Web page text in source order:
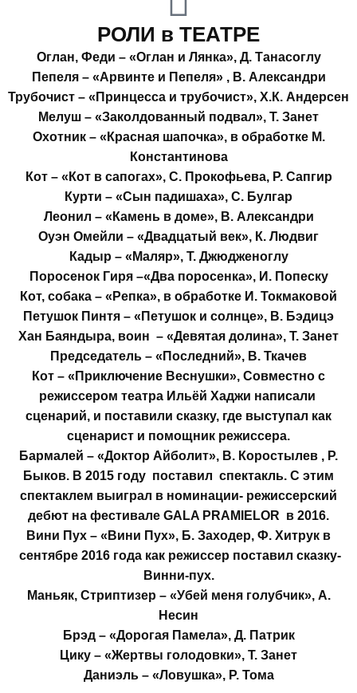
РОЛИ в ТЕАТРЕ
Оглан, Феди – «Оглан и Лянка», Д. Танасоглу
Пепеля – «Арвинте и Пепеля» , В. Александри
Трубочист – «Принцесса и трубочист», Х.К. Андерсен
Мелуш – «Заколдованный подвал», Т. Занет
Охотник – «Красная шапочка», в обработке М.
Константинова
Кот – «Кот в сапогах», С. Прокофьева, Р. Сапгир
Курти – «Сын падишаха», С. Булгар
Леонил – «Камень в доме», В. Александри
Оуэн Омейли – «Двадцатый век», К. Людвиг
Кадыр – «Маляр», Т. Джюдженоглу
Поросенок Гиря –«Два поросенка», И. Попеску
Кот, собака – «Репка», в обработке И. Токмаковой
Петушок Пинтя – «Петушок и солнце», В. Бэдицэ
Хан Баяндыра, воин – «Девятая долина», Т. Занет
Председатель – «Последний», В. Ткачев
Кот – «Приключение Веснушки», Совместно с
режиссером театра Ильёй Хаджи написали
сценарий, и поставили сказку, где выступал как
сценарист и помощник режиссера.
Бармалей – «Доктор Айболит», В. Коростылев , Р.
Быков. В 2015 году поставил спектакль. С этим
спектаклем выиграл в номинации- режиссерский
дебют на фестивале GALA PRAMIELOR в 2016.
Вини Пух – «Вини Пух», Б. Заходер, Ф. Хитрук в
сентябре 2016 года как режиссер поставил сказку-
Винни-пух.
Маньяк, Стриптизер – «Убей меня голубчик», А.
Несин
Брэд – «Дорогая Памела», Д. Патрик
Цику – «Жертвы голодовки», Т. Занет
Даниэль – «Ловушка», Р. Тома